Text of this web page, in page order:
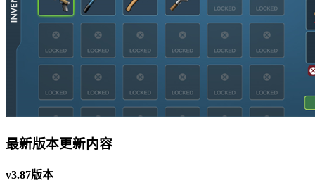
最新版本更新内容
v3.87版本